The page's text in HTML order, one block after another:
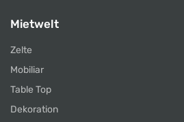
Mietwelt
Zelte
Mobiliar
Table Top
Dekoration